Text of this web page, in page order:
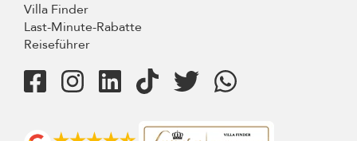
Villa Finder
Last-Minute-Rabatte
Reiseführer